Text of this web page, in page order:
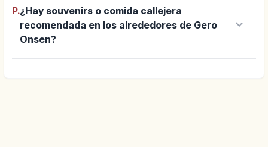
P.¿Hay souvenirs o comida callejera
recomendada en los alrededores de Gero
Onsen?
keyboard_arrow_down